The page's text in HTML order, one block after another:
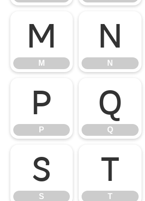
M
M
N
N
P
P
Q
Q
S
S
T
T